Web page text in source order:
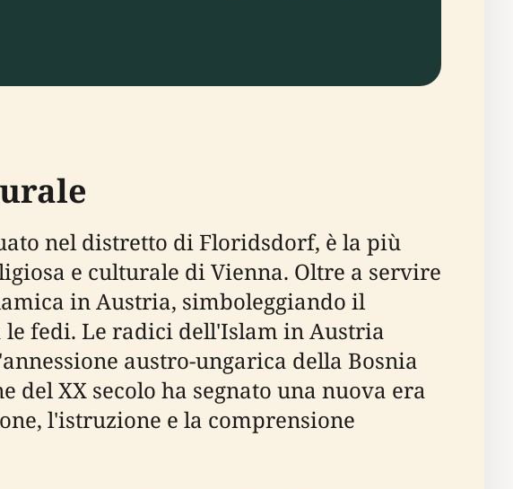
nel distretto di Floridsdorf, è la più
e culturale di Vienna. Oltre a servire
in Austria, simboleggiando il
fedi. Le radici dell'Islam in Austria
austro-ungarica della Bosnia
del XX secolo ha segnato una nuova era
l'istruzione e la comprensione